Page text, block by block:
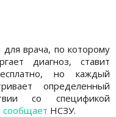
врача, по которому
диагноз, ставит
но каждый
определенный
со спецификой
сообщает НСЗУ.